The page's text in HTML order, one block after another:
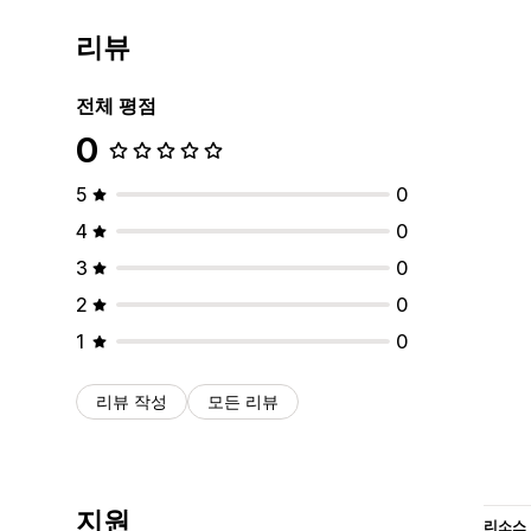
리뷰
전체 평점
0
5
0
4
0
3
0
2
0
1
0
리뷰 작성 모든 리뷰
지원 리소스